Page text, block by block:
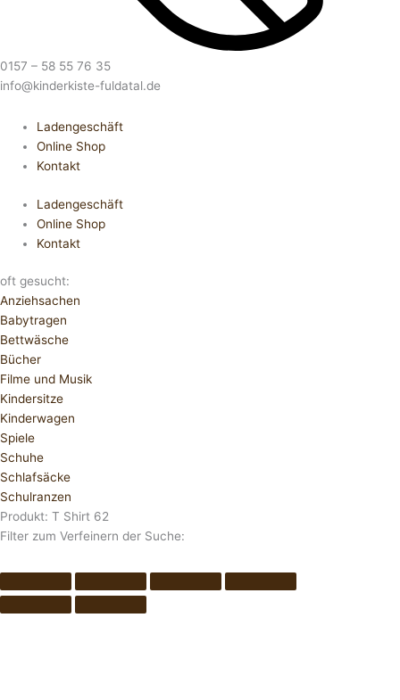
0157 – 58 55 76 35
info@kinderkiste-fuldatal.de
Ladengeschäft
Online Shop
Kontakt
Ladengeschäft
Online Shop
Kontakt
oft gesucht:
Anziehsachen
Babytragen
Bettwäsche
Bücher
Filme und Musik
Kindersitze
Kinderwagen
Spiele
Schuhe
Schlafsäcke
Schulranzen
Produkt: T Shirt 62
Filter zum Verfeinern der Suche: